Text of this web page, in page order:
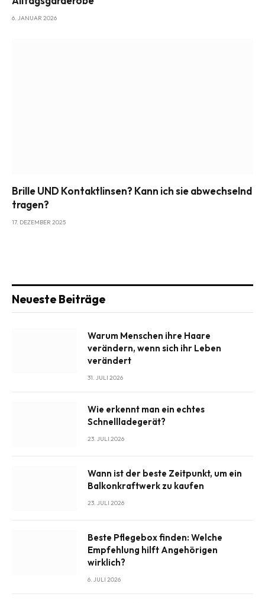
6. JANUAR 2026
Brille UND Kontaktlinsen? Kann ich sie abwechselnd
tragen?
17. DEZEMBER 2025
Neueste Beiträge
Warum Menschen ihre Haare
verändern, wenn sich ihr Leben
verändert
31. JULI 2026
Wie erkennt man ein echtes
Schnellladegerät?
23. JULI 2026
Wann ist der beste Zeitpunkt, um ein
Balkonkraftwerk zu kaufen
23. JULI 2026
Beste Pflegebox finden: Welche
Empfehlung hilft Angehörigen
wirklich?
6. JULI 2026